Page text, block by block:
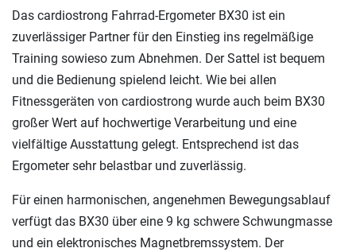
Das cardiostrong Fahrrad-Ergometer BX30 ist ein
zuverlässiger Partner für den Einstieg ins regelmäßige
Training sowieso zum Abnehmen. Der Sattel ist bequem
und die Bedienung spielend leicht. Wie bei allen
Fitnessgeräten von cardiostrong wurde auch beim BX30
großer Wert auf hochwertige Verarbeitung und eine
vielfältige Ausstattung gelegt. Entsprechend ist das
Ergometer sehr belastbar und zuverlässig.
Für einen harmonischen, angenehmen Bewegungsablauf
verfügt das BX30 über eine 9 kg schwere Schwungmasse
und ein elektronisches Magnetbremssystem. Der